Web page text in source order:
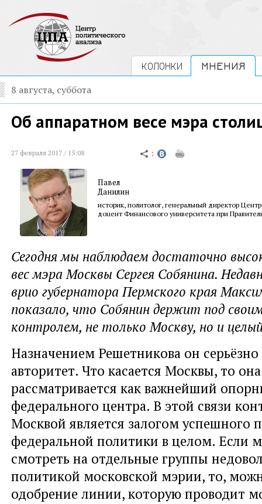
КОЛОНКИ МНЕНИЯ
8 августа, суббота
Об аппаратном весе мэра
27 февраля 2017 / 15:08
Павел
Данилин
историк, политолог, генеральный директор
доцент Финансового университета при
Сегодня мы наблюдаем достаточно
вес мэра Москвы Сергея Собянина.
врио губернатора Пермского края
показало, что Собянин держит под
контролем, не только Москву, но и
Назначением Решетникова он
авторитет. Что касается Москвы, то она
рассматривается как важнейший
федерального центра. В этой связи
Москвой является залогом успешного
федеральной политики в целом. Если
смотреть на отдельные группы
политикой московской мэрии, то,
одобрение линии, которую проводит